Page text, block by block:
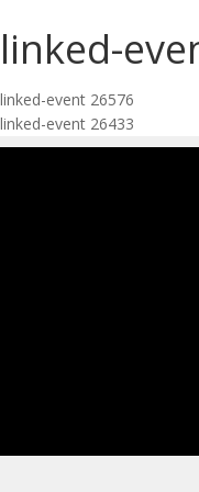
linked-
Navigation
de
linked-event 26576
linked-event 26433